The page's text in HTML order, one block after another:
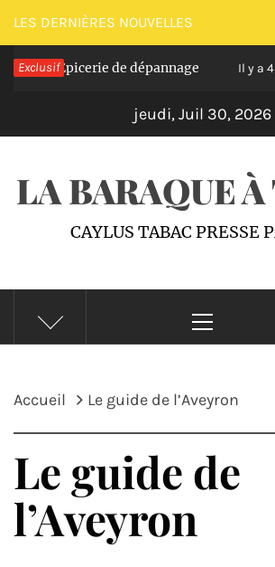
Passer
au
contenu
LES DERNIÈRES NOUVELLES
Exclusif
ans Epicerie de dépannage Il y a 4
jeudi, Juil 30, 2026
LA BARAQUE
CAYLUS TABAC PRESSE
principal
Accueil Le guide de l’Aveyron
Le guide de
l’Aveyron